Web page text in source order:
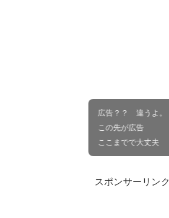
スポンサーリンク
広告？？ 違うよ。
この先が広告
ここまでで大丈夫